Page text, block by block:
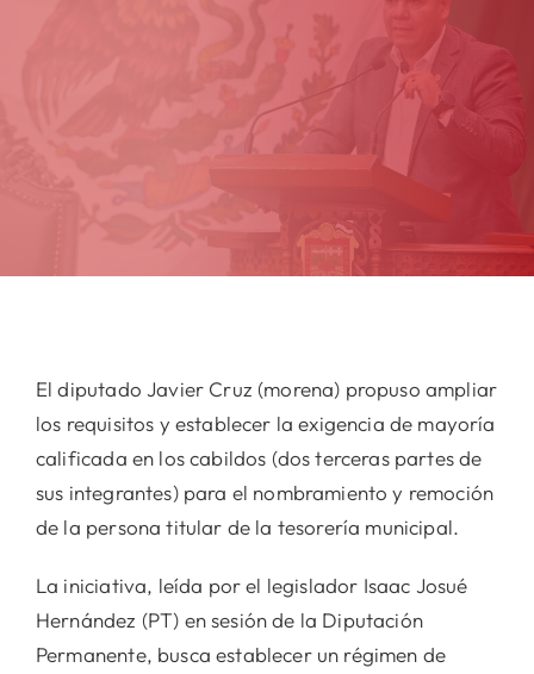
El diputado Javier Cruz (morena) propuso ampliar
los requisitos y establecer la exigencia de mayoría
calificada en los cabildos (dos terceras partes de
sus integrantes) para el nombramiento y remoción
de la persona titular de la tesorería municipal.
La iniciativa, leída por el legislador Isaac Josué
Hernández (PT) en sesión de la Diputación
Permanente, busca establecer un régimen de